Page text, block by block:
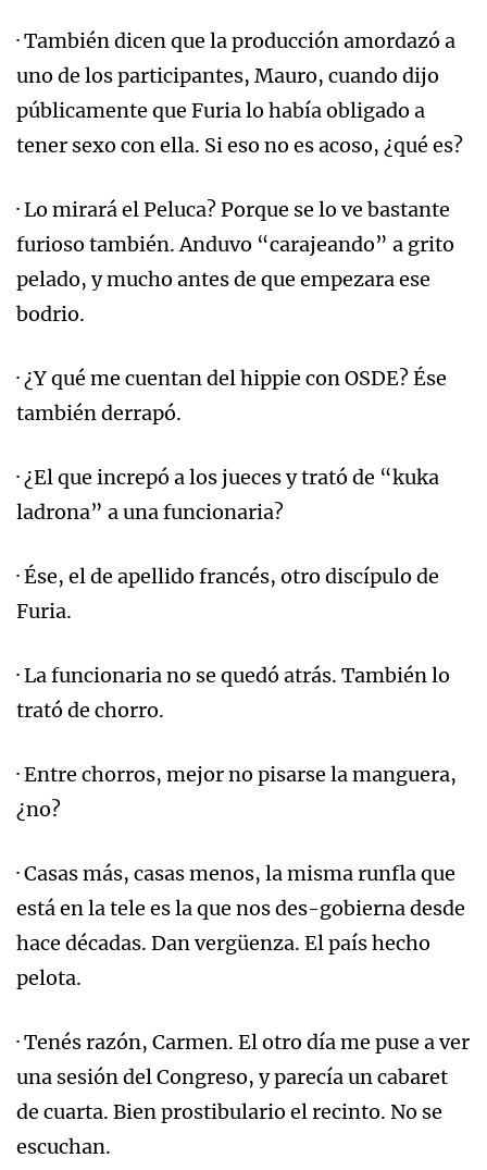
· También dicen que la producción amordazó a
uno de los participantes, Mauro, cuando dijo
públicamente que Furia lo había obligado a
tener sexo con ella. Si eso no es acoso, ¿qué es?
· Lo mirará el Peluca? Porque se lo ve bastante
furioso también. Anduvo “carajeando” a grito
pelado, y mucho antes de que empezara ese
bodrio.
· ¿Y qué me cuentan del hippie con OSDE? Ése
también derrapó.
· ¿El que increpó a los jueces y trató de “kuka
ladrona” a una funcionaria?
· Ése, el de apellido francés, otro discípulo de
Furia.
· La funcionaria no se quedó atrás. También lo
trató de chorro.
· Entre chorros, mejor no pisarse la manguera,
¿no?
· Casas más, casas menos, la misma runfla que
está en la tele es la que nos des-gobierna desde
hace décadas. Dan vergüenza. El país hecho
pelota.
· Tenés razón, Carmen. El otro día me puse a ver
una sesión del Congreso, y parecía un cabaret
de cuarta. Bien prostibulario el recinto. No se
escuchan.